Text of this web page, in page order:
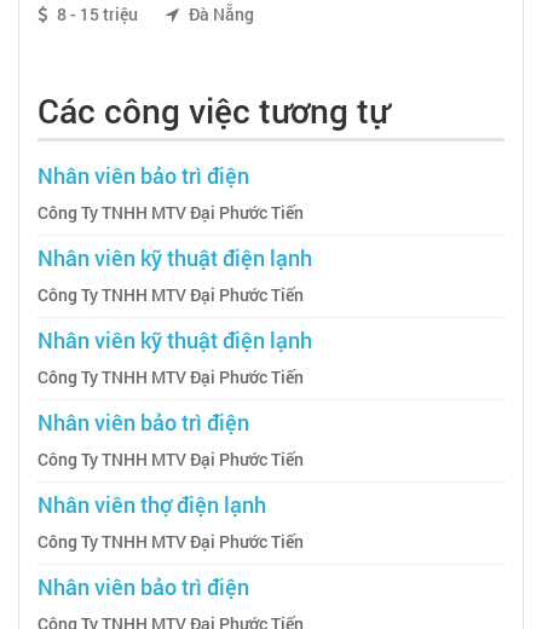
8 - 15 triệu
Đà Nẵng
Các công việc tương tự
Nhân viên bảo trì điện
Công Ty TNHH MTV Đại Phước Tiến
Nhân viên kỹ thuật điện lạnh
Công Ty TNHH MTV Đại Phước Tiến
Nhân viên kỹ thuật điện lạnh
Công Ty TNHH MTV Đại Phước Tiến
Nhân viên bảo trì điện
Công Ty TNHH MTV Đại Phước Tiến
Nhân viên thợ điện lạnh
Công Ty TNHH MTV Đại Phước Tiến
Nhân viên bảo trì điện
Công Ty TNHH MTV Đại Phước Tiến